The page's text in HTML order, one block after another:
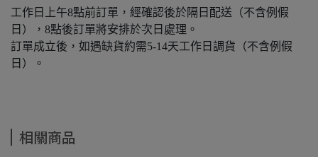
工作日上午8點前訂單，經確認後於隔日配送（不含例假
日），8點後訂單將安排於次日處理。
訂單成立後，如遇缺貨約需5-14天工作日調貨（不含例假
日）。
相關商品